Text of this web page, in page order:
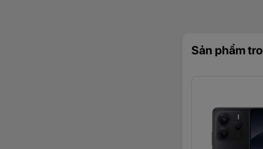
một cách thoải
Màn hình
Sản phẩm